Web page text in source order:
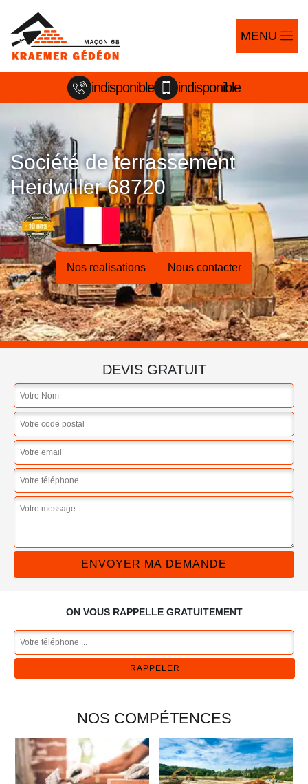
MENU
indisponible indisponible
Société de terrassement
Heidwiller 68720
Nos realisations Nous contacter
DEVIS GRATUIT
ON VOUS RAPPELLE GRATUITEMENT
NOS COMPÉTENCES